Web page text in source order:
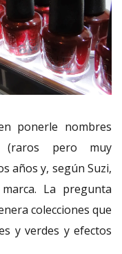
ponerle nombres
(raros pero muy
años y, según Suzi,
La pregunta
colecciones que
y verdes y efectos